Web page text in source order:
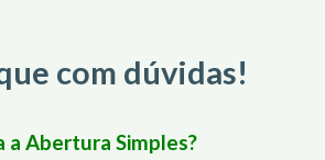
com dúvidas!
a Abertura Simples?